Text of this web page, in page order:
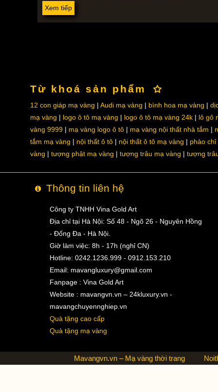
Xem tiếp
Từ khoá sản phẩm
12 con giáp mạ vàng Audi mạ vàng bình hoa mạ vàng
mạ vàng
logo ô tô mạ vàng logo ô tô mạ vàng 24k
lô gô
vàng 9999
mạ vàng logo ô tô mạ vàng nội thất nhà tắm
tắm mạ vàng
nội thất ô tô nội thất ô tô mạ vàng
phào chỉ
vàng
tượng phật mạ vàng tượng trâu mạ vàng tượng
Thông tin liên hệ
Công ty TNHH Vina Gold Art
Địa chỉ tại Hà Nội: Số 48 - Ngõ 26 - Nguyên Hồng
- Đống Đa - Hà Nội.
Giờ làm việc: 8h - 17h (nghỉ CN)
Hotline: 0242.1236.999 - 0912.153.210
Email: mavangluxury@gmail.com
Fanpage : Vina Gold Art
Website : mavangvn.vn – 24kluxury.vn -
mavangchuyennghiep.vn
Quà tặng cao cấp
Quà tặng mạ vàng
Mavangvn.vn – Mạ vàng thời trang